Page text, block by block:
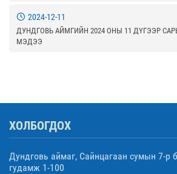
2024-12-11
ДУНДГОВЬ АЙМГИЙН 2024 ОНЫ 11 ДҮГЭЭР
МЭДЭЭ
ХОЛБОГДОХ
Дундговь аймаг, Сайнцагаан сумын 7-р
гудамж 1-100